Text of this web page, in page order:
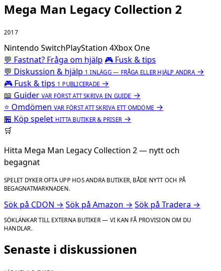
Mega Man Legacy Collection 2
2017
Nintendo SwitchPlayStation 4Xbox One
💬 Fastnat? Fråga om hjälp 🎮 Fusk & tips
💬 Diskussion & hjälp 1 INLÄGG — FRÅGA ELLER HJÄLP ANDRA →
🎮 Fusk & tips 1 PUBLICERADE →
📖 Guider VAR FÖRST ATT SKRIVA EN GUIDE →
⭐ Omdömen VAR FÖRST ATT SKRIVA ETT OMDÖME →
🏪 Köp spelet HITTA BUTIKER & PRISER →
🛒
Hitta Mega Man Legacy Collection 2 — nytt och
begagnat
SPELET DYKER OFTA UPP HOS ANDRA BUTIKER, BÅDE NYTT OCH PÅ
BEGAGNATMARKNADEN.
Sök på CDON → Sök på Amazon → Sök på Tradera →
SÖKLÄNKAR TILL EXTERNA BUTIKER — VI KAN FÅ PROVISION OM DU
HANDLAR.
Senaste i diskussionen